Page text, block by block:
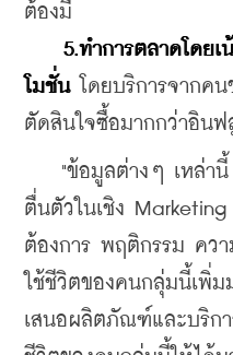
ต้องมี
5.ทำการตลาดโดยเ
โมชั่น โดยบริการจากคน
ตัดสินใจซื้อมากกว่าอินฟ
"ข้อมูลต่างๆ เหล่านี้
ตื่นตัวในเชิง Marketing
ต้องการ พฤติกรรม คว
ใช้ชีวิตของคนกลุ่มนี้เพิ่
เสนอผลิตภัณฑ์และบริก